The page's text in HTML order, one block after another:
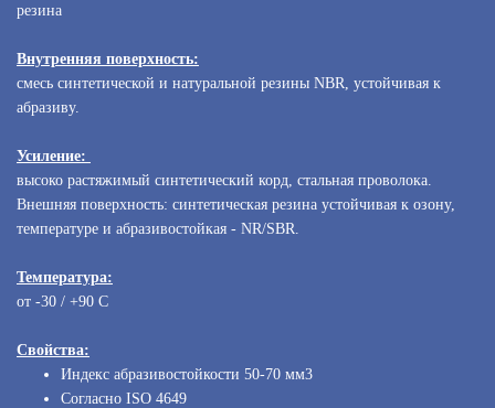
резина
Внутренняя поверхность:
смесь синтетической и натуральной резины NBR, устойчивая к
абразиву.
Усиление:
высоко растяжимый синтетический корд, стальная проволока.
Внешняя поверхность: синтетическая резина устойчивая к озону,
температуре и абразивостойкая - NR/SBR.
Температура:
от -30 / +90 С
Свойства:
Индекс абразивостойкости 50-70 мм3
Согласно ISO 4649